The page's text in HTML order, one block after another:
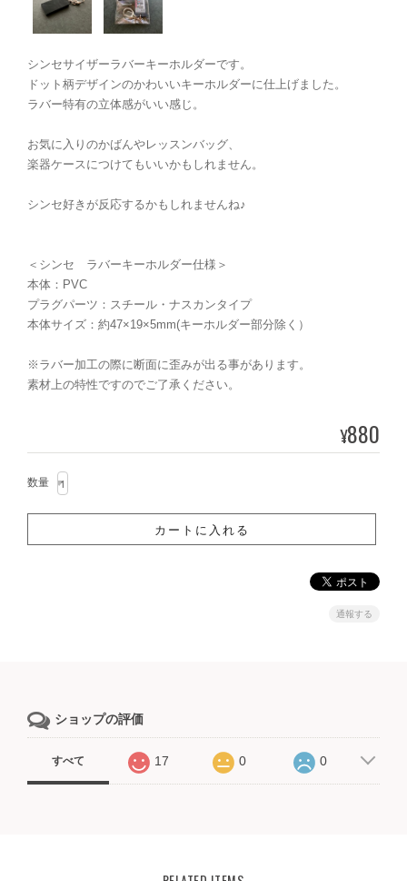
シンセサイザーラバーキーホルダーです。
ドット柄デザインのかわいいキーホルダーに仕上げました。
ラバー特有の立体感がいい感じ。
お気に入りのかばんやレッスンバッグ、
楽器ケースにつけてもいいかもしれません。
シンセ好きが反応するかもしれませんね♪
＜シンセ ラバーキーホルダー仕様＞
本体：PVC
プラグパーツ：スチール・ナスカンタイプ
本体サイズ：約47×19×5mm(キーホルダー部分除く）
※ラバー加工の際に断面に歪みが出る事があります。
素材上の特性ですのでご了承ください。
¥880
数量
通報する
ショップの評価
すべて 17 0 0